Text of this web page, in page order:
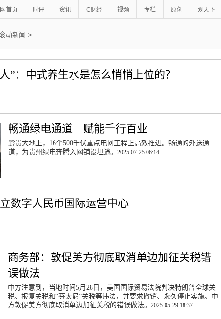
首页 时评 资讯 C财经 视频 专栏 原创 观天下
动新闻 >
”：中式养生水是怎么悄悄上位的？
畅通绿电通道 赋能千行百业
黔贵大地上，16个500千伏重点电网工程正高效推进。畅通的外送通
道，为贵州绿电奔腾入网铺设坦途。 2025-07-25 06:14
数字人民币国际运营中心
商务部：敦促美方彻底取消单边加征关税错
误做法
中方注意到，当地时间5月28日，美国国际贸易法院判决特朗普全球关
税、报复关税和“芬太尼”关税等违法，并要求撤销、永久停止实施。中
方敦促美方彻底取消单边加征关税的错误做法。2025-05-29 18:37